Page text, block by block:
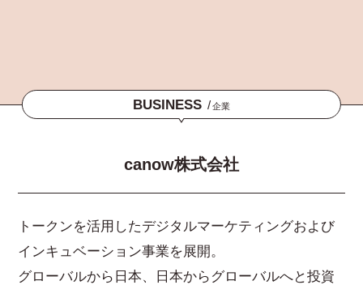
BUSINESS /企業
canow株式会社
トークンを活用したデジタルマーケティングおよび
インキュベーション事業を展開。
グローバルから日本、日本からグローバルへと投資